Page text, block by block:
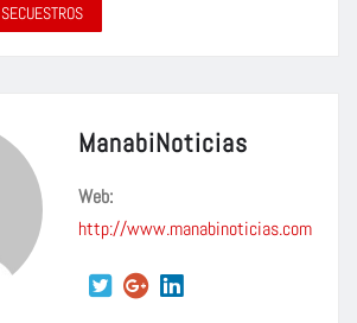
SECUESTROS
ManabiNoticias
Web:
http://www.manabinoticias.com